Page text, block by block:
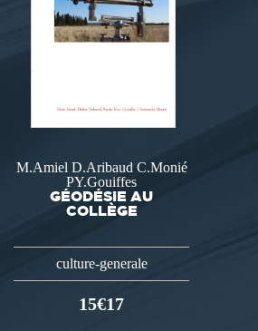
M.Amiel D.Aribaud C.Monié
PY.Gouiffes
GÉODÉSIE AU
COLLÈGE
culture-generale
15€17